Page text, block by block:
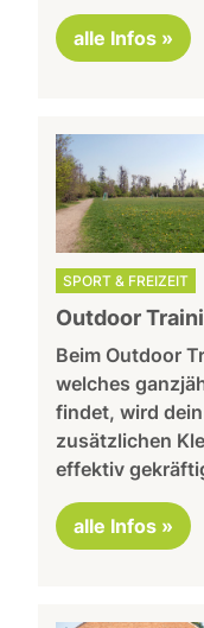
alle Infos »
SPORT & FREIZEIT
Outdoor
Beim Outdoor
welches
findet, wird
zusätzlichen
effektiv
alle Infos »